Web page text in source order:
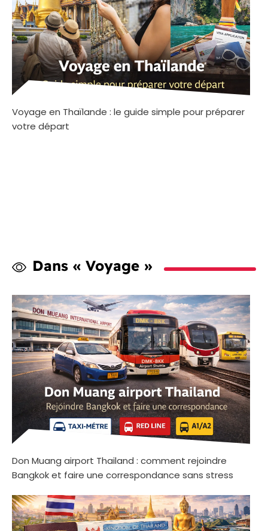
Voyage en Thaïlande : le guide simple pour préparer
votre départ
Dans « Voyage »
Don Muang airport Thailand : comment rejoindre
Bangkok et faire une correspondance sans stress